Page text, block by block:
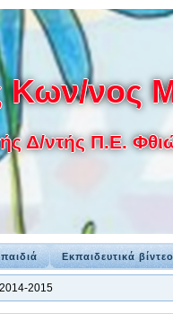
Κων/νος
Δ/ντής Π.Ε.
Εκπαιδευτικά βίντεο
2015